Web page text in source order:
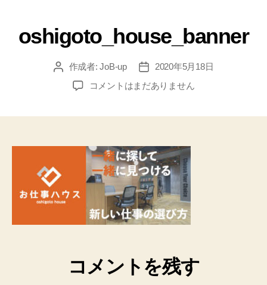
oshigoto_house_banner
作成者:JoB-up
2020年5月18日
コメントはまだありません
コメントを残す